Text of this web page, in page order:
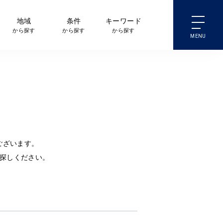
地域
から探す
条件
から探す
キーワード
から探す
います。
しください。